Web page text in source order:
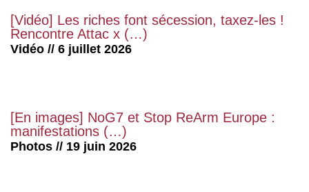
[Vidéo] Les riches font sécession, taxez-les !
Rencontre Attac x (…)
Vidéo // 6 juillet 2026
[En images] NoG7 et Stop ReArm Europe :
manifestations (…)
Photos // 19 juin 2026